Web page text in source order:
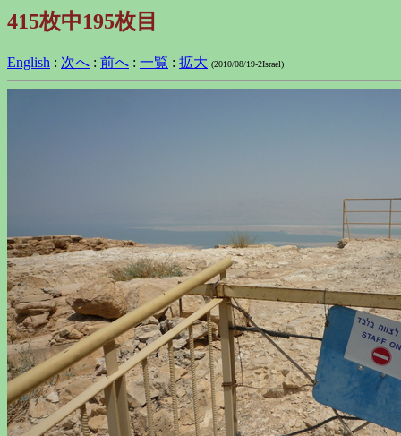
415枚中195枚目
English : 次へ : 前へ : 一覧 : 拡大 (2010/08/19-2Israel)